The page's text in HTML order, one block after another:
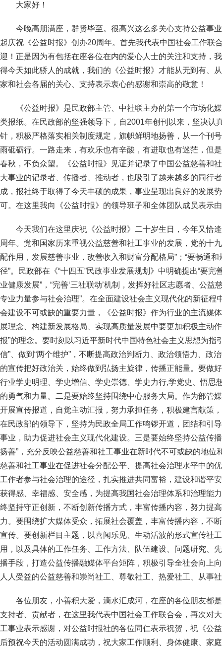
大家好！
今晚高朋满座，群贤毕至。很高兴这么多关心支持公益事
起庆祝《公益时报》创办20周年。首先我代表中国社会工作联
迎！正是因为有包括在座各位在内的爱心人士的关注和支持，
得今天如此骄人的成就，我们的《公益时报》才能从无到有、
家和社会各届的关心、支持表示衷心的感谢和崇高的敬意！
《公益时报》是民政部主管、中社联主办的第一个市场化
类报纸。在民政部的坚强领导下，自2001年创刊以来，坚决认
针，积极严格落实相关制度规定，旗帜鲜明地扬善，从一个刊
雨砥砺行。一路走来，有欢乐也有辛酸，有进取也有迷茫，但
春秋，不负众望。《公益时报》见证并记录了中国公益慈善和
大事业的记录者、传播者、推动者，也吸引了越来越多的同行
成，报社终于取得了今天丰硕的成果，事业呈现出良好的发展
可。在这里我向《公益时报》的领导班子和全体团队成员表示
今天我们在这里庆祝《公益时报》二十岁生日，今年又恰
周年。党和国家历来重视公益慈善和社工事业的发展，党的十
配作用，发展慈善事业，改善收入和财富分配格局”；“要畅通
径”。民政部在《“十四五”民政事业发展规划》中明确提出“要
业健康发展”，“完善‘三社联动’机制，发挥好社区志愿者、公
专业力量参与社会治理”。在全面建设社会主义现代化的新征程
会建设不可或缺的重要力量，《公益时报》作为行业的主流媒
展理念、构建新发展格局、实现高质量发展中要更加积极主动
报”的理念。要时刻以习近平新时代中国特色社会主义思想为指
信”、做到“两个维护”，不断提高政治判断力、政治领悟力、政
的宣传把好政治关，始终做到弘扬主旋律，传播正能量。要做
行业学史明理、学史增信、学史崇德、学史力行,学党史、悟思
的勇气和力量。二是要始终坚持围绕中心服务大局。作为部管
开展宣传报道，自觉主动汇报，努力承担任务，积极建言献策
在民政部的领导下，坚持为民政全局工作鸣锣开道，团结和引
事业，助力促进社会主义现代化建设。三是要始终坚持公益传
扬善”，充分反映公益慈善和社工事业在新时代不可或缺的地位
慈善和社工事业在促进社会分配公平、提高社会治理水平中的
工作者参与社会治理的途径，扎实推进共同富裕，建设和谐平
获得感、幸福感、安全感，为提高我国社会治理体系和治理能
终坚持守正创新，不断创新传播方式，丰富传播内容，努力提
力。要围绕扩大媒体受众，拓展社会覆盖，丰富传播内容，不
宣传。要创新栏目主题，以喜闻乐见、生动活波的形式宣传社
用，以及具体的工作任务、工作方法、队伍建设、问题研究、
播手段，打造公益传播融媒体平台矩阵，积极引导全社会向上
人人受益的公益慈善和崇尚社工、尊敬社工、热爱社工、从事
各位朋友，小善积大爱，滴水汇成河，在座的各位朋友都
支持者、贡献者，在这里我代表中国社会工作联合会，再次对
工事业表示感谢，对公益时报社的各位同仁表示祝贺，祝《公
后预祝今天的活动圆满成功，祝大家工作顺利、身体健康、家